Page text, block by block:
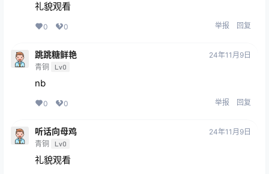
礼貌观看
0 0 举报 回复
跳跳糖鲜艳
青铜 Lv0
24年11月9日
nb
0 0 举报 回复
听话向母鸡
青铜 Lv0
24年11月9日
礼貌观看